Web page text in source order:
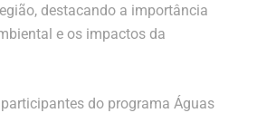
destacando a importância
e os impactos da
do programa Águas